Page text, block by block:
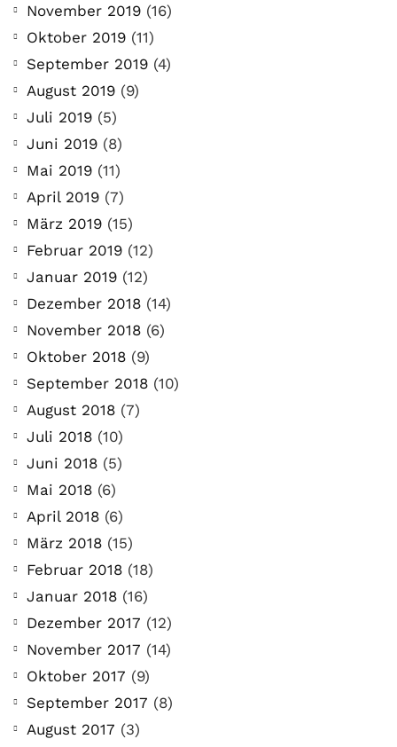
November 2019 (16)
Oktober 2019 (11)
September 2019 (4)
August 2019 (9)
Juli 2019 (5)
Juni 2019 (8)
Mai 2019 (11)
April 2019 (7)
März 2019 (15)
Februar 2019 (12)
Januar 2019 (12)
Dezember 2018 (14)
November 2018 (6)
Oktober 2018 (9)
September 2018 (10)
August 2018 (7)
Juli 2018 (10)
Juni 2018 (5)
Mai 2018 (6)
April 2018 (6)
März 2018 (15)
Februar 2018 (18)
Januar 2018 (16)
Dezember 2017 (12)
November 2017 (14)
Oktober 2017 (9)
September 2017 (8)
August 2017 (3)